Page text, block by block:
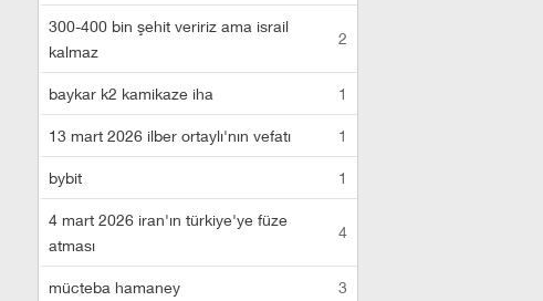
300-400 bin şehit veririz ama israil
kalmaz
2
baykar k2 kamikaze iha 1
13 mart 2026 ilber ortaylı'nın vefatı 1
bybit 1
4 mart 2026 iran'ın türkiye'ye füze
atması
4
mücteba hamaney 3